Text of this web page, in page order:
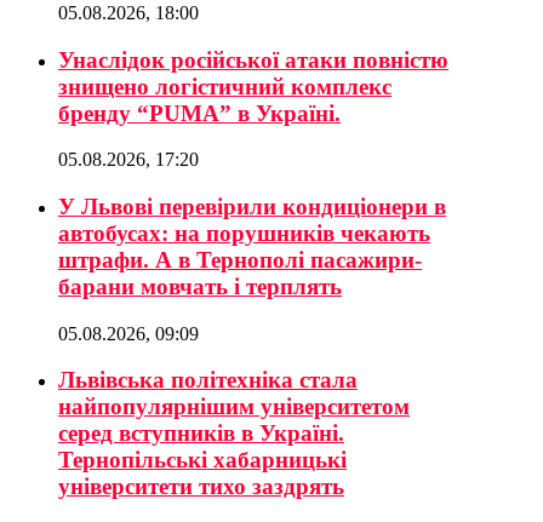
05.08.2026, 18:00
Унаслідок російської атаки повністю
знищено логістичний комплекс
бренду “PUMA” в Україні.
05.08.2026, 17:20
У Львові перевірили кондиціонери в
автобусах: на порушників чекають
штрафи. А в Тернополі пасажири-
барани мовчать і терплять
05.08.2026, 09:09
Львівська політехніка стала
найпопулярнішим університетом
серед вступників в Україні.
Тернопільські хабарницькі
університети тихо заздрять